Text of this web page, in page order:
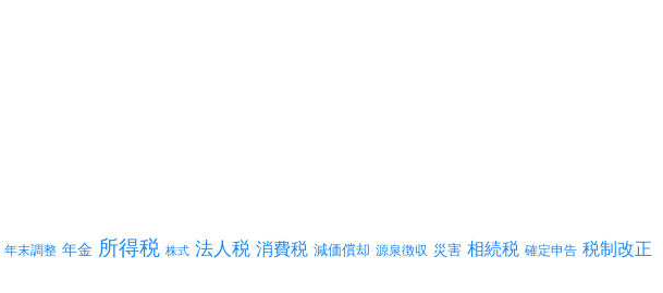
年末調整 年金 所得税 株式 法人税 消費税 減価償却 源泉徴収 災害 相続税 確定申告 税制改正